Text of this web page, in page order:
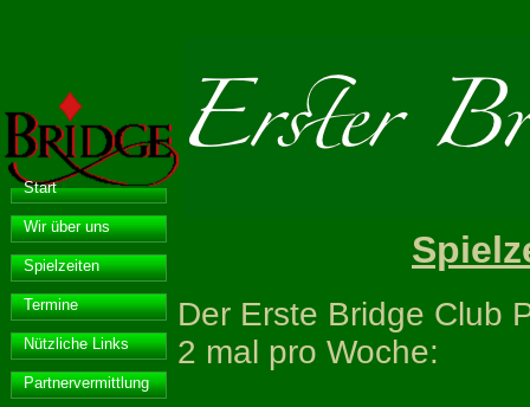
Start
Wir über uns
Spielzeiten
Termine
Nützliche Links
Partnervermittlung
Der Erste Bridge Club
2 mal pro Woche: